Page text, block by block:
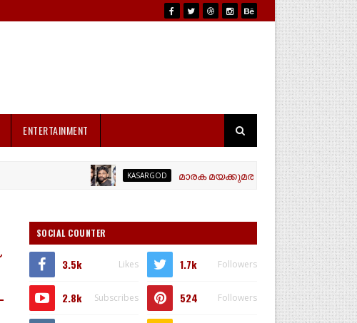
ENTERTAINMENT
KASARGOD മാരക മയക്കുമരുന്നായ എം ഡി എം
SOCIAL COUNTER
3.5k Likes 1.7k Followers
2.8k Subscribes 524 Followers